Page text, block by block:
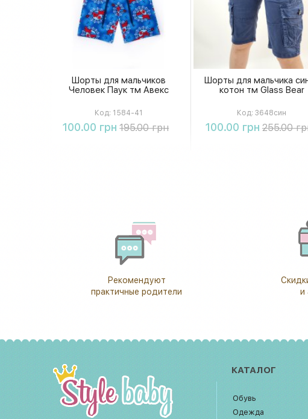
Шорты для мальчиков
Человек Паук тм Авекс
Код: 1584-41
100.00 грн 195.00 грн
Купить
Шорты для мальчика
котон тм Glass Bear
Код: 3648син
100.00 грн 255.00
Купить
Рекомендуют
практичные родители
и
КАТАЛОГ
Обувь
Одежда